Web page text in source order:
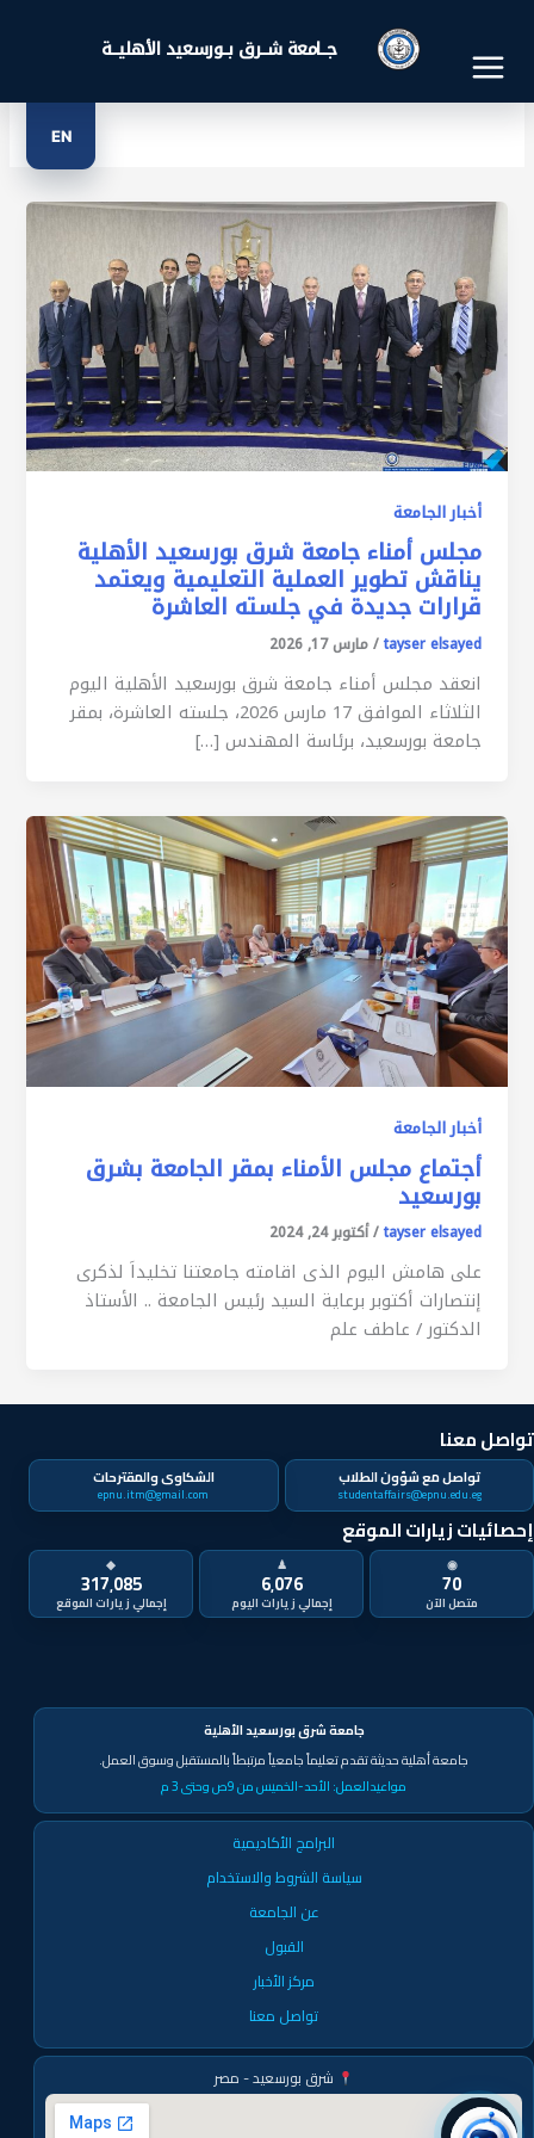
المحتوى
جــامعة شــرق بــورسعيد الأهليــةمجلس الأمناء
أخبار الجامعة
مجلس أمناء جامعة شرق بورسعيد الأهلية
يناقش تطوير العملية التعليمية ويعتمد
قرارات جديدة في جلسته العاشرة
tayser elsayed
/مارس 17, 2026
انعقد مجلس أمناء جامعة شرق بورسعيد الأهلية اليوم
الثلاثاء الموافق 17 مارس 2026، جلسته العاشرة، بمقر
جامعة بورسعيد، برئاسة المهندس […]
أخبار الجامعة
أجتماع مجلس الأمناء بمقر الجامعة بشرق
بورسعيد
tayser elsayed
/أكتوبر 24, 2024
على هامش اليوم الذى اقامته جامعتنا تخليداَ لذكرى
إنتصارات أكتوبر برعاية السيد رئيس الجامعة .. الأستاذ
الدكتور / عاطف علم
تواصل معنا
تواصل مع شؤون الطلاب
studentaffairs@epnu.edu.eg
الشكاوى والمقترحات
epnu.itm@gmail.com
إحصائيات زيارات الموقع
◉
70
متصل الآن
♟
6٬076
◆
317٬085
جامعة شرق بورسعيد الأهلية
جامعة أهلية حديثة تقدم تعليماً جامعياً مرتبطاً بالمستقبل وسوق العمل.
مواعيدالعمل: الأحد-الخميس من 9ص وحتى 3 م
البرامج الأكاديمية
سياسة الشروط والاستخدام
عن الجامعة
القبول
مركز الأخبار
تواصل معنا
شرق بورسعيد - مصر
EN